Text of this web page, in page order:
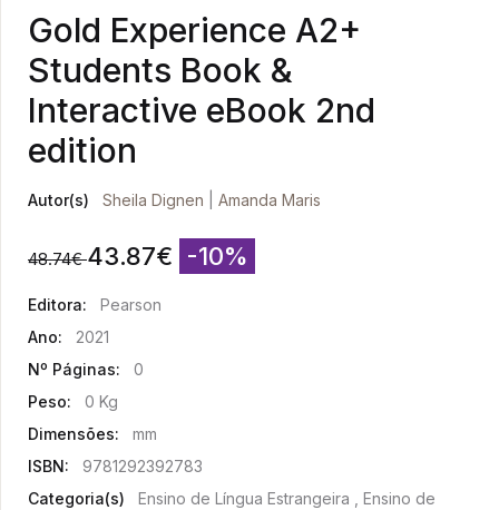
Gold Experience A2+
Students Book &
Interactive eBook 2nd
edition
Autor(s) Sheila Dignen Amanda Maris
48.74€ 43.87€ -10%
Editora:
Pearson
Ano:
2021
Nº Páginas:
0
Peso:
0 Kg
Dimensões:
mm
ISBN:
9781292392783
Categoria(s)
Ensino de Língua Estrangeira , Ensino de